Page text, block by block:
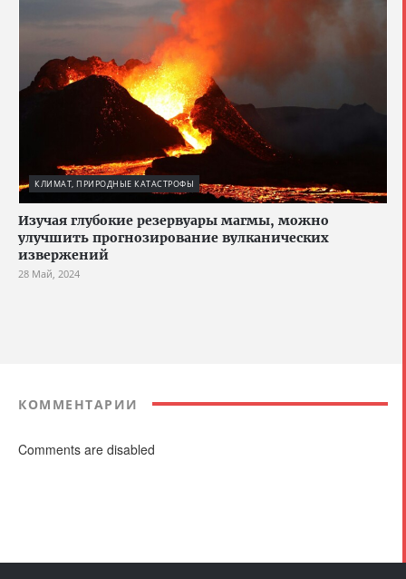
КЛИМАТ, ПРИРОДНЫЕ КАТАСТРОФЫ
Изучая глубокие резервуары магмы, можно
улучшить прогнозирование вулканических
извержений
28 Май, 2024
КОММЕНТАРИИ
Comments are disabled